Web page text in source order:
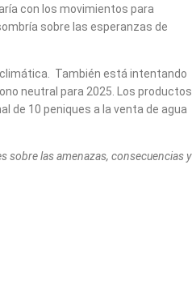
con los movimientos para
sobre las esperanzas de
También está intentando
neutral para 2025. Los productos
de 10 peniques a la venta de agua
sobre las amenazas, consecuencias y